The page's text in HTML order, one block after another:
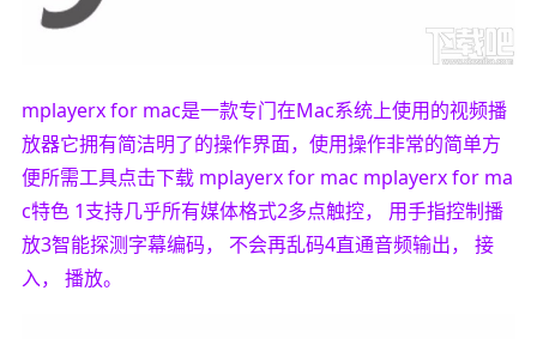
mplayerx for mac是一款专门在Mac系统上使用的视频播
放器它拥有简洁明了的操作界面，使用操作非常的简单方
便所需工具点击下载 mplayerx for mac mplayerx for ma
c特色 1支持几乎所有媒体格式2多点触控， 用手指控制播
放3智能探测字幕编码， 不会再乱码4直通音频输出， 接
入， 播放。